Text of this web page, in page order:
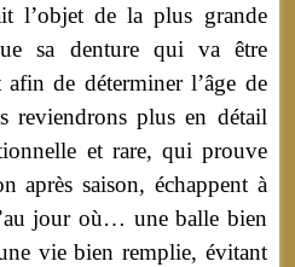
l’objet de la plus grande
sa denture qui va être
afin de déterminer l’âge de
reviendrons plus en détail
et rare, qui prouve
après saison, échappent à
jour où… une balle bien
vie bien remplie, évitant